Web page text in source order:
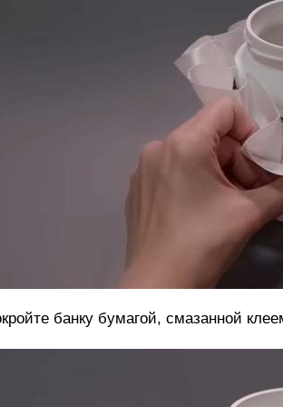
банку бумагой, смазанной